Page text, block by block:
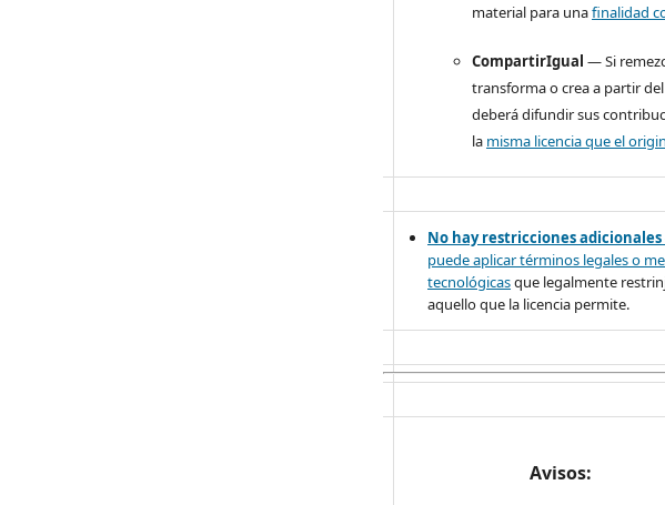
material para unafinalidad
CompartirIgual — Si
transforma o crea a partir
deberá difundir sus
la misma licencia que el
No hay restricciones adicionales
puede aplicar términos legales o
tecnológicasque legalmente
aquello que la licencia permite.
Avisos: